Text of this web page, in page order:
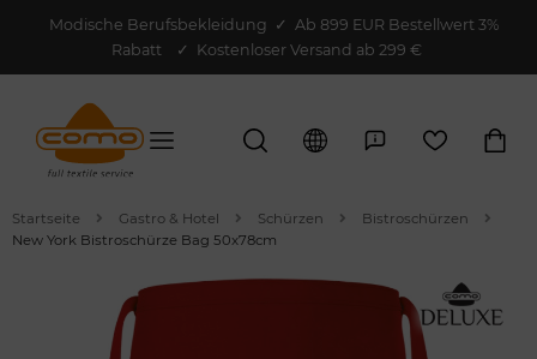
Modische Berufsbekleidung ✓ Ab 899 EUR Bestellwert 3%
Rabatt
✓ Kostenloser Versand ab 299 €
Startseite Gastro & Hotel Schürzen
Bistroschürzen
New York Bistroschürze Bag 50x78cm